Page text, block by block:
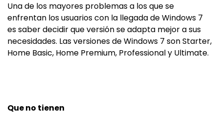
Una de los mayores problemas a los que se
enfrentan los usuarios con la llegada de Windows 7
es saber decidir que versión se adapta mejor a sus
necesidades. Las versiones de Windows 7 son Starter,
Home Basic, Home Premium, Professional y Ultimate.
Que no tienen